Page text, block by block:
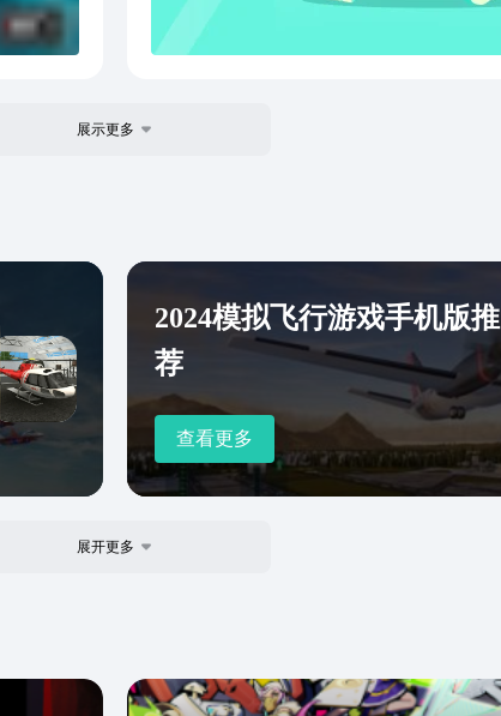
展示更多
2024模拟飞行游戏手机版推
荐
查看更多
展开更多